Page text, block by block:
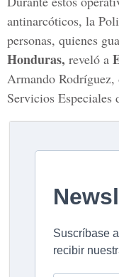
antinarcóticos, la
personas, quienes
Honduras, reveló a
Armando
Servicios Especiales